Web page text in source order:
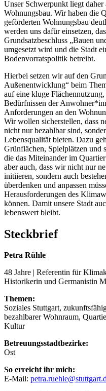
Unser Schwerpunkt liegt daher
Wohnungsbau. Wir haben die
geförderten Wohnungsbau
werden uns dafür einsetzen,
Grundsatzbeschluss „Bauen
umgesetzt wird und die Stadt
Bodenvorratspolitik betreibt.
Hierbei setzen wir auf den
Außenentwicklung“ beim
auf eine kluge
Bedürfnissen der
Anforderungen an den
Wir wollen sicherstellen, dass
nicht nur bezahlbar sind,
Lebensqualität bieten. Dazu
Grünflächen, Spielplätzen und
die das Miteinander im
aber auch, dass wir nicht nur
initiieren, sondern auch
überdenken und anpassen
Herausforderungen des
können. Damit unsere Stadt
lebenswert bleibt.
Steckbrief
Petra Rühle
48 Jahre | Referentin für
Historikerin und Germanistin
Themen:
Soziales Stuttgart,
bezahlbarer Wohnraum,
Kultur
Betreuungsstadtbezirke:
Ost
So erreicht ihr mich:
E-Mail: